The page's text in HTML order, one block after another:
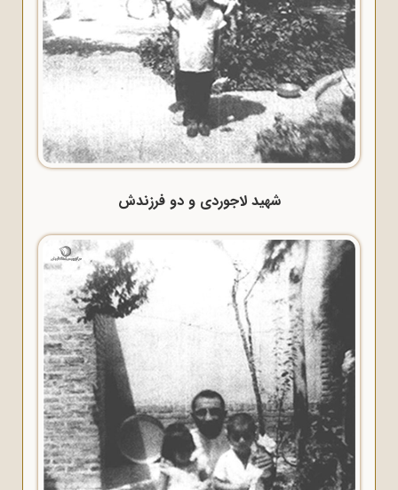
شهید لاجوردی و دو فرزندش